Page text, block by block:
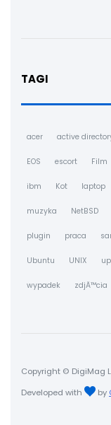
TAGI
acer active
EOS escort Film
ibm Kot laptop
muzyka NetBSD
plugin praca
Ubuntu UNIX
wypadek zdjÄ™cia
Copyright © DigiMag
Developed with
by